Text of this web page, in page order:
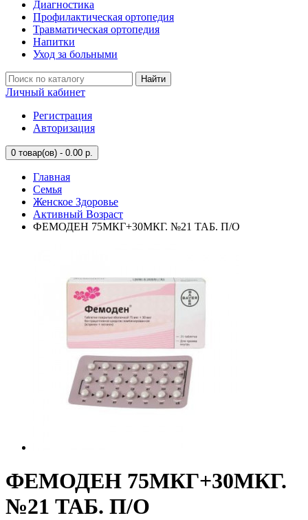
Диагностика
Профилактическая ортопедия
Травматическая ортопедия
Напитки
Уход за больными
Найти
Личный кабинет
Регистрация
Авторизация
0 товар(ов) - 0.00 р.
Главная
Семья
Женское Здоровье
Активный Возраст
ФЕМОДЕН 75МКГ+30МКГ. №21 ТАБ. П/О
ФЕМОДЕН 75МКГ+30МКГ.
№21 ТАБ. П/О